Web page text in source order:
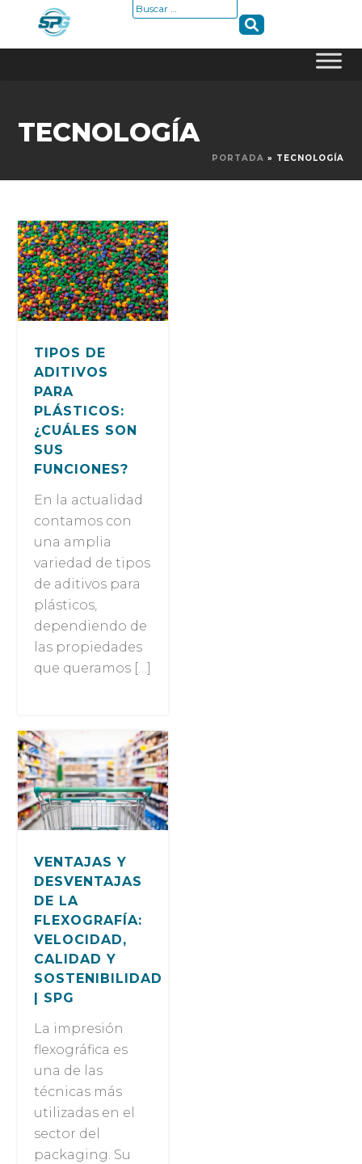
content
Buscar:
TECNOLOGÍA
PORTADA » TECNOLOGÍA
TIPOS DE
ADITIVOS
PARA
PLÁSTICOS:
¿CUÁLES SON
SUS
FUNCIONES?
En la actualidad
contamos con
una amplia
variedad de tipos
de aditivos para
plásticos,
dependiendo de
las propiedades
que queramos […]
VENTAJAS Y
DESVENTAJAS
DE LA
FLEXOGRAFÍA:
VELOCIDAD,
CALIDAD Y
SOSTENIBILIDAD
| SPG
La impresión
flexográfica es
una de las
técnicas más
utilizadas en el
sector del
packaging. Su